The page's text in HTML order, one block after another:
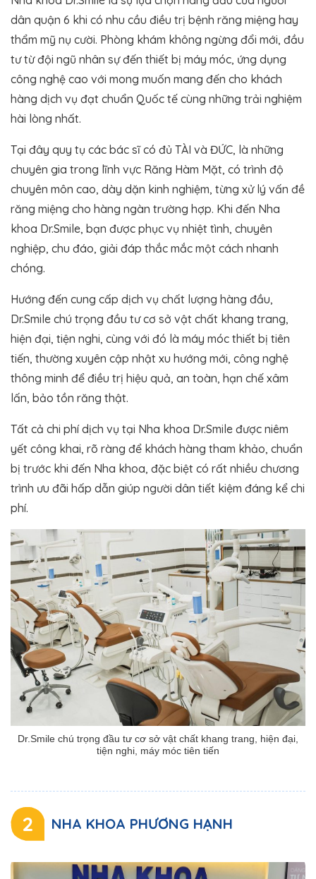
dân quận 6 khi có nhu cầu điều trị bệnh răng miệng hay
thẩm mỹ nụ cười. Phòng khám không ngừng đổi mới, đầu
tư từ đội ngũ nhân sự đến thiết bị máy móc, ứng dụng
công nghệ cao với mong muốn mang đến cho khách
hàng dịch vụ đạt chuẩn Quốc tế cùng những trải nghiệm
hài lòng nhất.
Tại đây quy tụ các bác sĩ có đủ TÀI và ĐỨC, là những
chuyên gia trong lĩnh vực Răng Hàm Mặt, có trình độ
chuyên môn cao, dày dặn kinh nghiệm, từng xử lý vấn đề
răng miệng cho hàng ngàn trường hợp. Khi đến Nha
khoa Dr.Smile, bạn được phục vụ nhiệt tình, chuyên
nghiệp, chu đáo, giải đáp thắc mắc một cách nhanh
chóng.
Hướng đến cung cấp dịch vụ chất lượng hàng đầu,
Dr.Smile chú trọng đầu tư cơ sở vật chất khang trang,
hiện đại, tiện nghi, cùng với đó là máy móc thiết bị tiên
tiến, thường xuyên cập nhật xu hướng mới, công nghệ
thông minh để điều trị hiệu quả, an toàn, hạn chế xâm
lấn, bảo tồn răng thật.
Tất cả chi phí dịch vụ tại Nha khoa Dr.Smile được niêm
yết công khai, rõ ràng để khách hàng tham khảo, chuẩn
bị trước khi đến Nha khoa, đặc biệt có rất nhiều chương
trình ưu đãi hấp dẫn giúp người dân tiết kiệm đáng kể chi
phí.
Dr.Smile chú trọng đầu tư cơ sở vật chất khang trang, hiện đại,
tiện nghi, máy móc tiên tiến
2 NHA KHOA PHƯƠNG HẠNH